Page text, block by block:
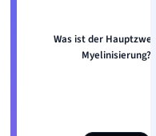
Was ist der
Myelinisierung?